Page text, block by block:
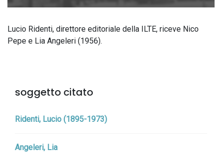
Lucio Ridenti, direttore editoriale della ILTE, riceve Nico
Pepe e Lia Angeleri (1956).
soggetto citato
Ridenti, Lucio (1895-1973)
Angeleri, Lia